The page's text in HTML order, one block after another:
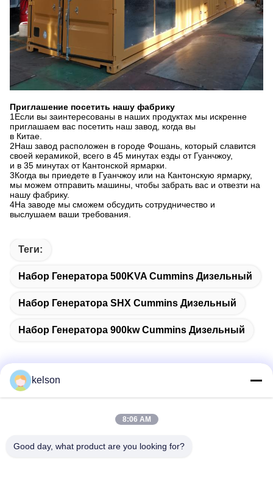
Приглашение посетить нашу фабрику
1Если вы заинтересованы в наших продуктах мы искренне
приглашаем вас посетить наш завод, когда вы
в Китае.
2Наш завод расположен в городе Фошань, который славится
своей керамикой, всего в 45 минутах езды от Гуанчжоу,
и в 35 минутах от Кантонской ярмарки.
3Когда вы приедете в Гуанчжоу или на Кантонскую ярмарку,
мы можем отправить машины, чтобы забрать вас и отвезти на
нашу фабрику.
4На заводе мы сможем обсудить сотрудничество и
выслушаем ваши требования.
Теги:
Набор Генератора 500KVA Cummins Дизельный
Набор Генератора SHX Cummins Дизельный
Набор Генератора 900kw Cummins Дизельный
Но. 1, дорога Xinglong 2-ая, индустриальная зона
kelson
8:06 AM
Good day, what product are you looking for?